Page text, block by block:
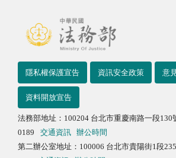
隱私權保護宣告 資訊安全政策 意
資料開放宣告
法務部地址：100204 台北市重慶南路一段
0189
交通資訊
辦公時間
第二辦公室地址：100006 台北市貴陽街1段